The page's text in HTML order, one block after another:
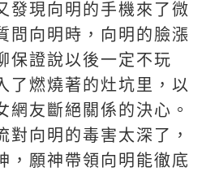
發現向明的手機來了微
問向明時，向明的臉漲
保證說以後一定不玩
了燃燒著的灶坑里，以
網友斷絕關係的決心。
對向明的毒害太深了，
，願神帶領向明能徹底